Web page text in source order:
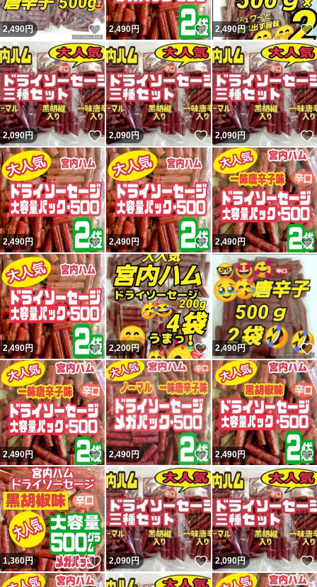
2,490円 いいね！
2,490円 いいね！
2,490円
2,090円 いいね！
2,090円 いいね！
2,090円
2,490円 いいね！
2,490円 いいね！
2,490円
2,490円 いいね！
2,200円 いいね！
2,490円
2,490円 いいね！
2,490円 いいね！
2,490円
1,360円 いいね！
2,090円 いいね！
2,090円